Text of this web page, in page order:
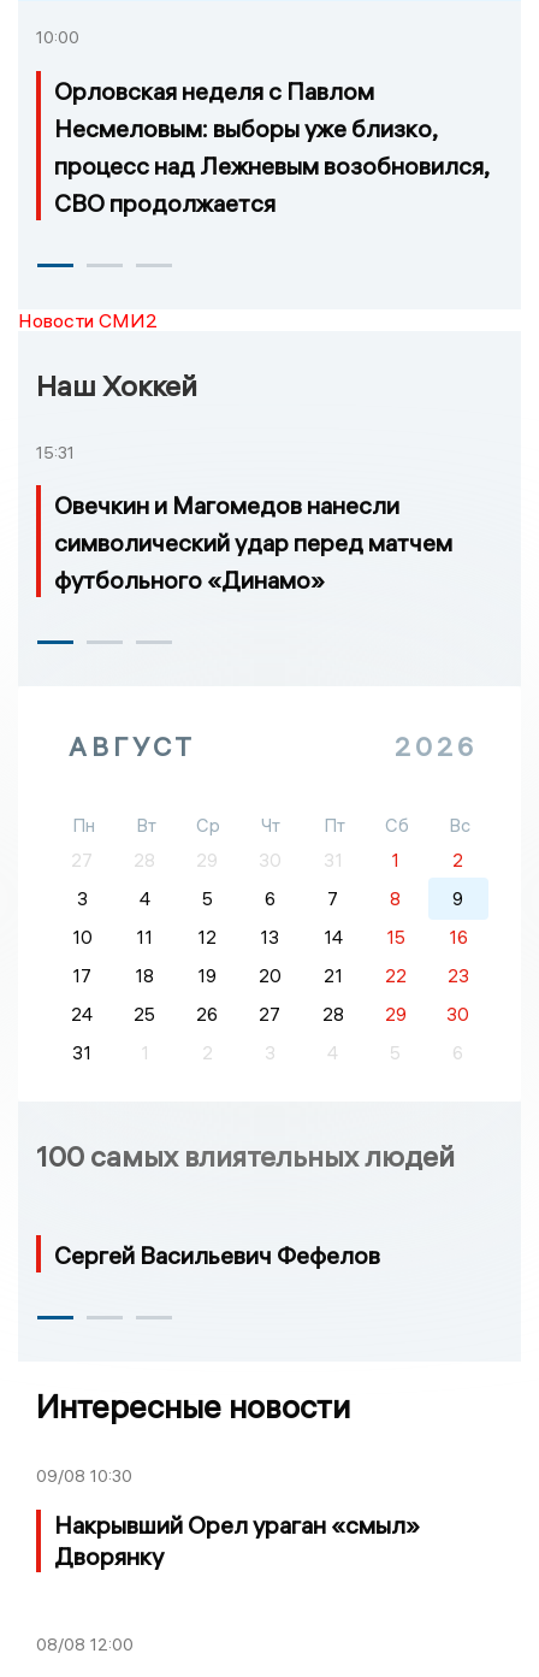
10:00
Орловская неделя с Павлом
Несмеловым: выборы уже близко,
процесс над Лежневым возобновился,
СВО продолжается
Новости СМИ2
Наш Хоккей
15:31
Овечкин и Магомедов нанесли
символический удар перед матчем
футбольного «Динамо»
АВГУСТ 2026
Пн Вт Ср Чт Пт Сб
Вс
27
28 29 30 31 1
2
3
4 5 6 7 8
9
10
11 12 13 14 15
16
17
18 19 20 21 22
23
24
25 26 27 28 29
30
31
1 2 3 4 5 6
100 самых влиятельных людей
Сергей Васильевич Фефелов
Интересные новости
09/08 10:30
Накрывший Орел ураган «смыл»
Дворянку
08/08 12:00